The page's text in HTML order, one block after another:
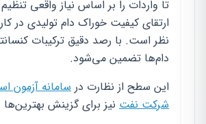
تا واردات را بر اساس نیاز واقعی
ارتقای کیفیت خوراک دام تولیدی در
نظر است. با رصد دقیق ترکیبات
دام‌ها تضمین می‌شود.
این سطح از نظارت در سامانه آزمون
شرکت نفت نیز برای گزینش